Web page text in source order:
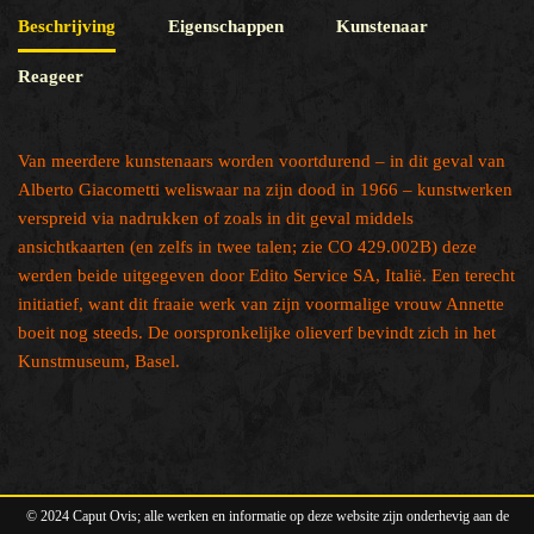
Beschrijving Eigenschappen Kunstenaar
Reageer
Van meerdere kunstenaars worden voortdurend – in dit geval van
Alberto Giacometti weliswaar na zijn dood in 1966 – kunstwerken
verspreid via nadrukken of zoals in dit geval middels
ansichtkaarten (en zelfs in twee talen; zie CO 429.002B) deze
werden beide uitgegeven door Edito Service SA, Italië. Een terecht
initiatief, want dit fraaie werk van zijn voormalige vrouw Annette
boeit nog steeds. De oorspronkelijke olieverf bevindt zich in het
Kunstmuseum, Basel.
© 2024 Caput Ovis; alle werken en informatie op deze website zijn onderhevig aan de